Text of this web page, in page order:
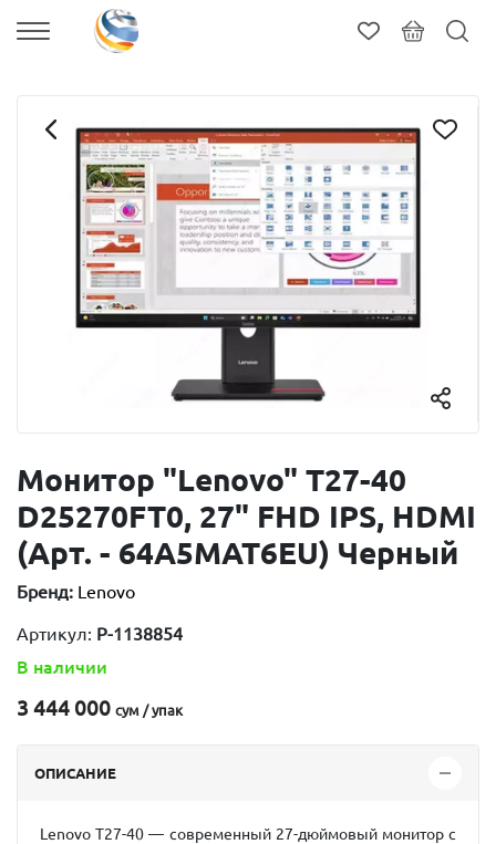
Монитор "Lenovo" T27-40
D25270FT0, 27" FHD IPS, HDMI
(Арт. - 64A5MAT6EU) Черный
Бренд: Lenovo
Артикул: P-1138854
В наличии
3 444 000 сум / упак
ОПИСАНИЕ
Lenovo T27-40 — современный 27-дюймовый монитор с